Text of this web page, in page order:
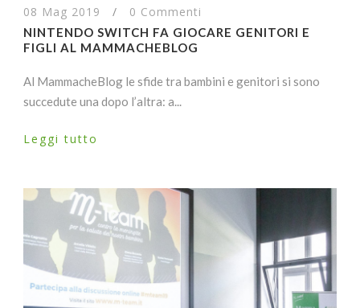
08 Mag 2019 / 0 Commenti
NINTENDO SWITCH FA GIOCARE GENITORI E
FIGLI AL MAMMACHEBLOG
Al MammacheBlog le sfide tra bambini e genitori si sono
succedute una dopo l’altra: a...
Leggi tutto